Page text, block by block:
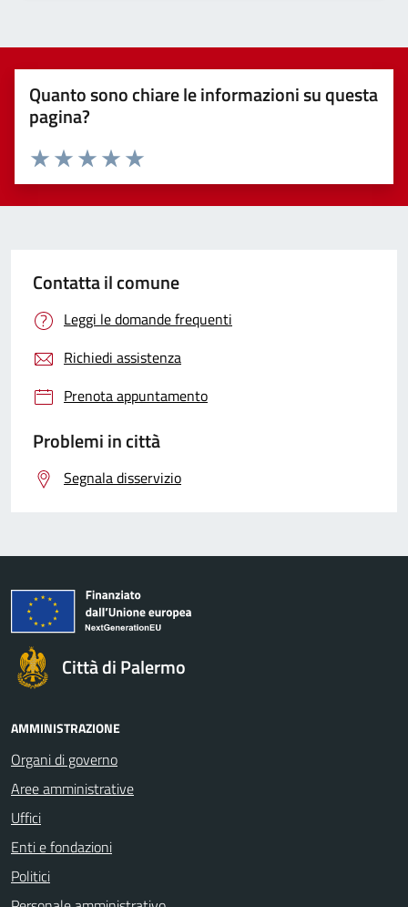
Quanto sono chiare le informazioni su questa
pagina?
Valuta 5 stelle su 5
Valuta 4 stelle su 5
Valuta 3 stelle su 5
Valuta 2 stelle su 5
Valuta 1 stelle su 5
Contatta il comune
Leggi le domande frequenti
Richiedi assistenza
Prenota appuntamento
Problemi in città
Segnala disservizio
Città di Palermo
AMMINISTRAZIONE
Organi di governo
Aree amministrative
Uffici
Enti e fondazioni
Politici